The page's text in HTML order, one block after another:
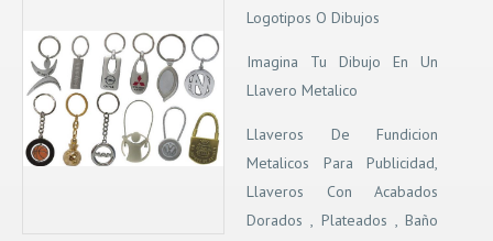
Logotipos O Dibujos
Imagina Tu Dibujo En Un
Llavero Metalico
Llaveros De Fundicion
Metalicos Para Publicidad,
Llaveros Con Acabados
Dorados , Plateados , Baño